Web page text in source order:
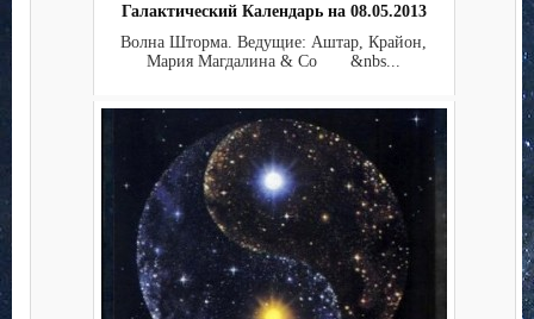
Галактический Календарь на 08.05.2013
Волна Шторма. Ведущие: Аштар, Крайон,
Мария Магдалина & Co &nbs...